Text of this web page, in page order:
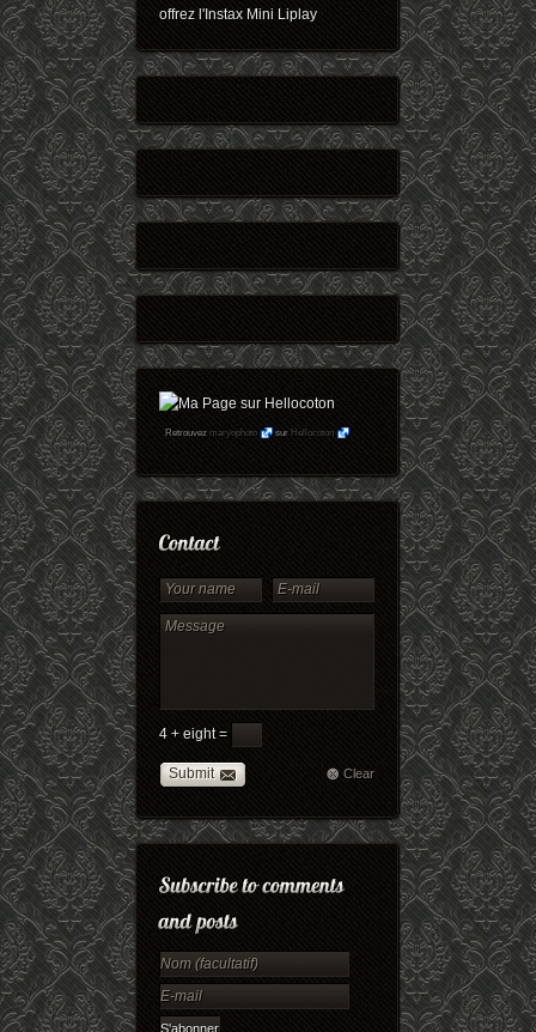
offrez l'Instax Mini Liplay
Retrouvezmaryophoto surHellocoton
4 + eight =
Submit Clear